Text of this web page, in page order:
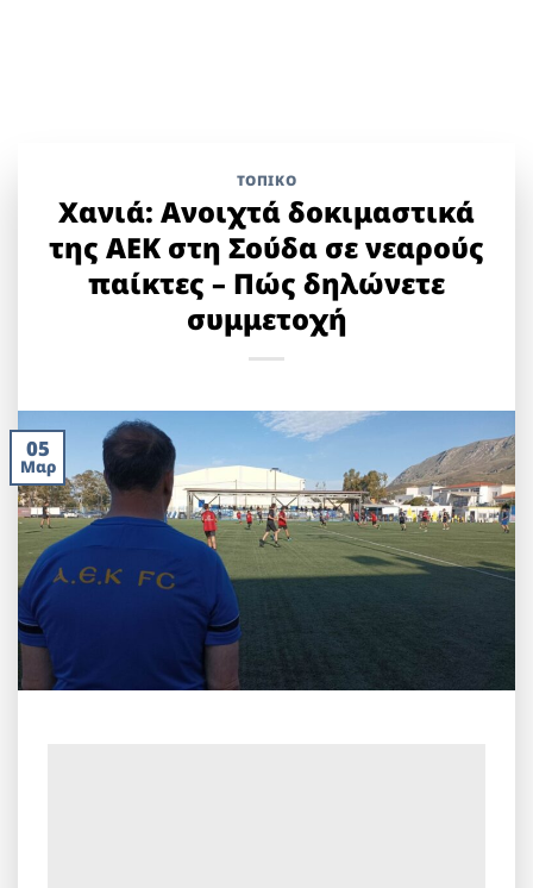
ΤΟΠΙΚΌ
Χανιά: Ανοιχτά δοκιμαστικά
της ΑΕΚ στη Σούδα σε νεαρούς
παίκτες – Πώς δηλώνετε
συμμετοχή
05
Μαρ